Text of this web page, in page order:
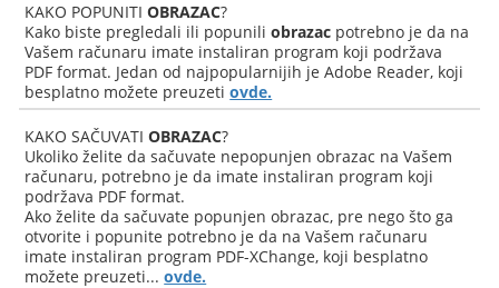
KAKO POPUNITIOBRAZAC?
Kako biste pregledali ili popuniliobrazac potrebno je da na
Vašem računaru imate instaliran program koji podržava
PDF format. Jedan od najpopularnijih je Adobe Reader, koji
besplatno možete preuzetiovde.
KAKO SAČUVATIOBRAZAC?
Ukoliko želite da sačuvate nepopunjen obrazac na Vašem
računaru, potrebno je da imate instaliran program koji
podržava PDF format.
Ako želite da sačuvate popunjen obrazac, pre nego što ga
otvorite i popunite potrebno je da na Vašem računaru
imate instaliran program PDF-XChange, koji besplatno
možete preuzeti...ovde.